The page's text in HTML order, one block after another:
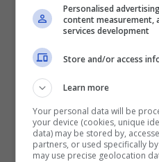
unMaster in
chirurgia ricostruttiva
spinale, deformità e
Si occupa inoltre dello
innovative dichirurgia
invasiva.
Personalised
content measurement,
services development
Store and/or access
Learn more
Your personal data will be
your device (cookies, unique
data) may be stored by,
partners, or used specifically
may use precise geolocation